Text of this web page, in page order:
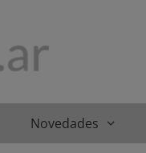
Novedades